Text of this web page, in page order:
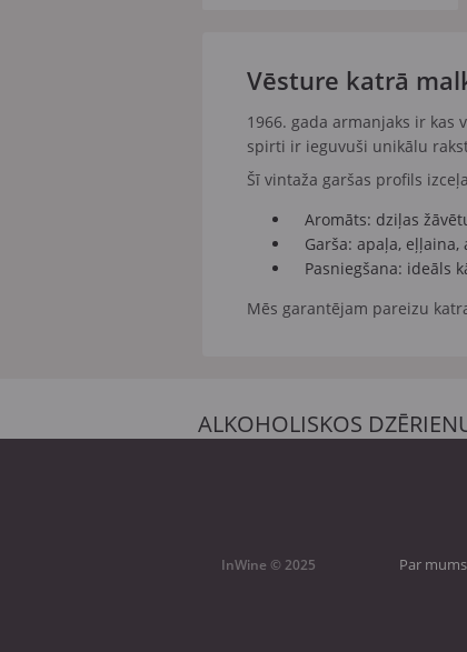
Vēsture katrā
1966. gada armanjaks ir kas
spirti ir ieguvuši unikālu
Šī vintaža garšas profils
Aromāts: dziļas
Garša: apaļa, eļļaina,
Pasniegšana: ideāls
Mēs garantējam pareizu
ALKOHOLISKOS
InWine © 2025 Par mums